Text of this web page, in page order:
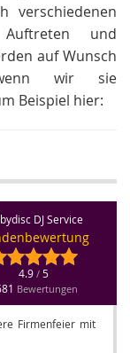
verschiedenen
und
auf Wunsch
wir sie
Beispiel hier:
DJ Service
4.9 / 5
Bewertungen
Firmenfeier mit